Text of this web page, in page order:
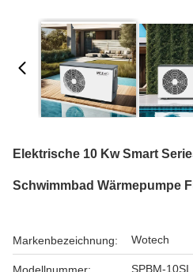
Elektrische 10 Kw Smart
Schwimmbad Wärmepumpe
Markenbezeichnung: Wotech
SPBM-10SI